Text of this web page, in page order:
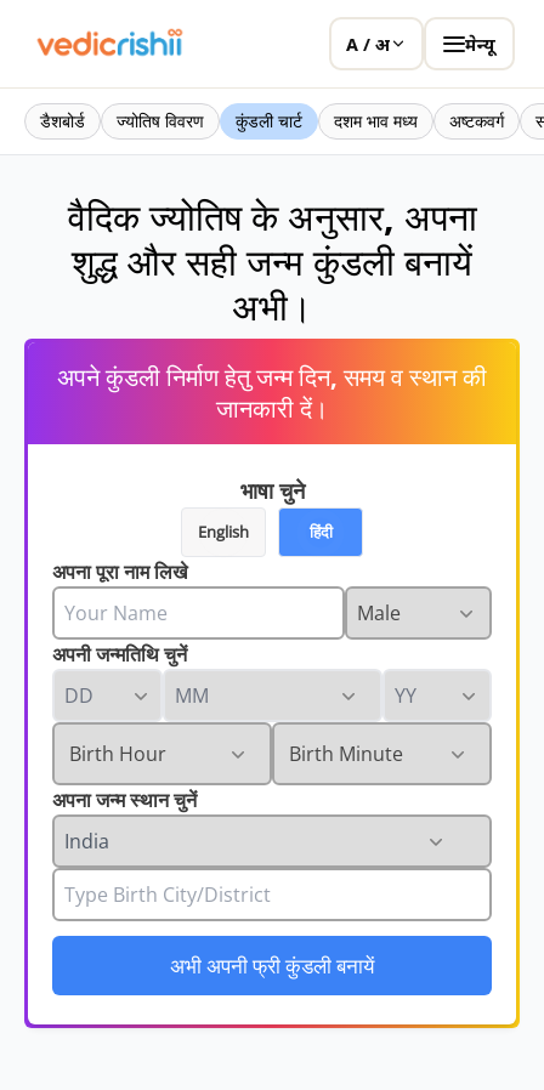
A / अ मेन्यू
डैशबोर्ड ज्योतिष विवरण कुंडली चार्ट दशम भाव मध्य अष्टकवर्ग
वैदिक ज्योतिष के अनुसार, अपना
शुद्ध और सही जन्म कुंडली बनायें
अभी।
अपने कुंडली निर्माण हेतु जन्म दिन, समय व स्थान की
जानकारी दें।
भाषा चुने
English हिंदी
अपना पूरा नाम लिखे
अपनी जन्मतिथि चुनें
अपना जन्म स्थान चुनें
अभी अपनी फ्री कुंडली बनायें